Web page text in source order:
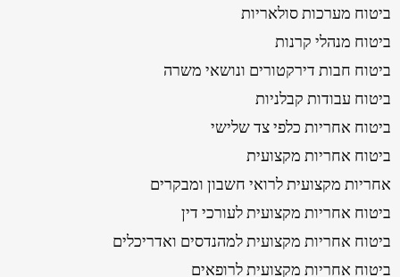
ביטוח מערכות סולאריות
ביטוח מנהלי קרנות
ביטוח חבות דירקטורים ונושאי משרה
ביטוח עבודות קבלניות
ביטוח אחריות כלפי צד שלישי
ביטוח אחריות מקצועית
אחריות מקצועית לרואי חשבון ומבקרים
ביטוח אחריות מקצועית לעורכי דין
ביטוח אחריות מקצועית למהנדסים ואדריכלים
ביטוח אחריות מקצועית לרופאים